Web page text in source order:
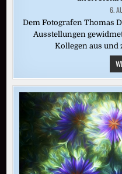
6.
Dem Fotografen Thomas
Ausstellungen
Kollegen aus und